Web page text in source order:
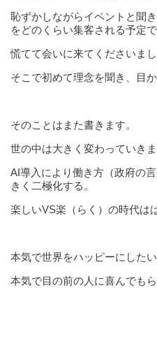
恥ずかしながらイベントと聞
をどのくらい集客される予定で
慌てて会いに来てくださいまし
そこで初めて理念を聞き、目
そのことはまた書きます。
世の中は大きく変わっていきま
AI導入により働き方（政府の
きく二極化する。
楽しいVS楽（らく）の時代は
本気で世界をハッピーにしたい
本気で目の前の人に喜んでもら